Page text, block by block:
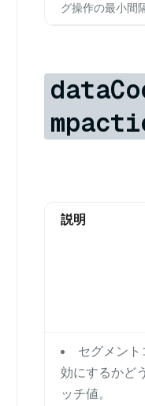
グ操作の最小間
説明
セグメン
効にするかど
ッチ値。